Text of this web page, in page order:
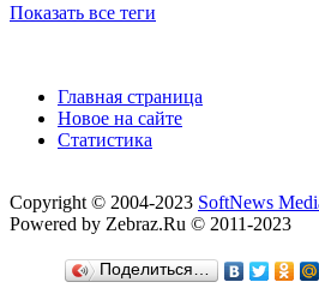
Показать все теги
Главная страница
Новое на сайте
Статистика
Copyright © 2004-2023 SoftNews
Powered by Zebraz.Ru © 2011-2023
Поделиться…